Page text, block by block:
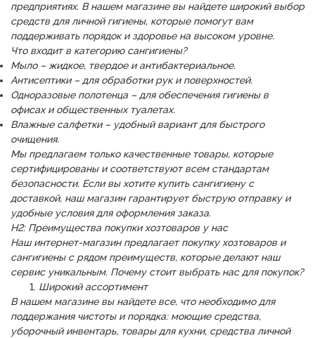
предприятиях. В нашем магазине вы найдете широкий выбор
средств для личной гигиены, которые помогут вам
поддерживать порядок и здоровье на высоком уровне.
Что входит в категорию сангигиены?
Мыло – жидкое, твердое и антибактериальное.
Антисептики – для обработки рук и поверхностей.
Одноразовые полотенца – для обеспечения гигиены в
офисах и общественных туалетах.
Влажные салфетки – удобный вариант для быстрого
очищения.
Мы предлагаем только качественные товары, которые
сертифицированы и соответствуют всем стандартам
безопасности. Если вы хотите купить сангигиену с
доставкой, наш магазин гарантирует быструю отправку и
удобные условия для оформления заказа.
H2: Преимущества покупки хозтоваров у нас
Наш интернет-магазин предлагает покупку хозтоваров и
сангигиены с рядом преимуществ, которые делают наш
сервис уникальным. Почему стоит выбрать нас для покупок?
Широкий ассортимент
В нашем магазине вы найдете все, что необходимо для
поддержания чистоты и порядка: моющие средства,
уборочный инвентарь, товары для кухни, средства личной